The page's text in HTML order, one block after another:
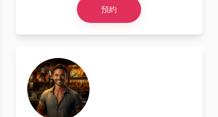
預約